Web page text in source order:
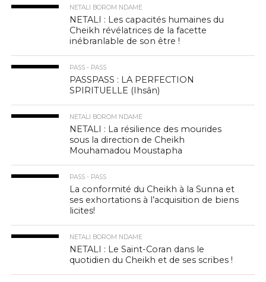
NETALI BOROM NDAME
NETALI : Les capacités humaines du
Cheikh révélatrices de la facette
inébranlable de son être !
PASS - PASS
PASSPASS : LA PERFECTION
SPIRITUELLE (Ihsân)
NETALI BOROM NDAME
NETALI : La résilience des mourides
sous la direction de Cheikh
Mouhamadou Moustapha
PASS - PASS
La conformité du Cheikh à la Sunna et
ses exhortations à l’acquisition de biens
licites!
NETALI BOROM NDAME
NETALI : Le Saint-Coran dans le
quotidien du Cheikh et de ses scribes !